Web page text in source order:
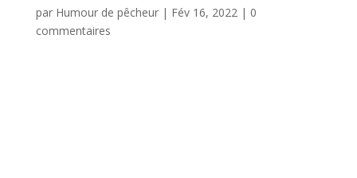
par Humour de pêcheur| Fév 16, 2022| 0
commentaires